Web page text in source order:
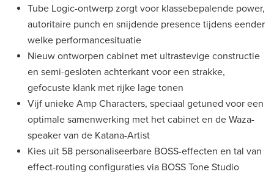
Tube Logic-ontwerp zorgt voor klassebepalende power,
autoritaire punch en snijdende presence tijdens eender
welke performancesituatie
Nieuw ontworpen cabinet met ultrastevige constructie
en semi-gesloten achterkant voor een strakke,
gefocuste klank met rijke lage tonen
Vijf unieke Amp Characters, speciaal getuned voor een
optimale samenwerking met het cabinet en de Waza-
speaker van de Katana-Artist
Kies uit 58 personaliseerbare BOSS-effecten en tal van
effect-routing configuraties via BOSS Tone Studio